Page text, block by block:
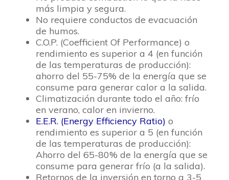
más limpia y segura.
No requiere conductos de evacuación
de humos.
C.O.P. (Coefficient Of Performance) o
rendimiento es superior a 4 (en función
de las temperaturas de producción):
ahorro del 55-75% de la energía que se
consume para generar calor a la salida.
Climatización durante todo el año: frío
en verano, calor en invierno.
E.E.R. (Energy Efficiency Ratio) o
rendimiento es superior a 5 (en función
de las temperaturas de producción):
Ahorro del 65-80% de la energía que se
consume para generar frío (a la salida).
Retornos de la inversión en torno a 3-5